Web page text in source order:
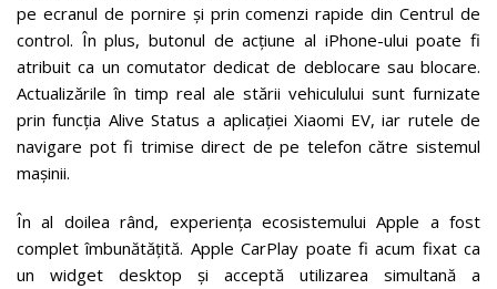
pe ecranul de pornire și prin comenzi rapide din Centrul de
control. În plus, butonul de acțiune al iPhone-ului poate fi
atribuit ca un comutator dedicat de deblocare sau blocare.
Actualizările în timp real ale stării vehiculului sunt furnizate
prin funcția Alive Status a aplicației Xiaomi EV, iar rutele de
navigare pot fi trimise direct de pe telefon către sistemul
mașinii.
În al doilea rând, experiența ecosistemului Apple a fost
complet îmbunătățită. Apple CarPlay poate fi acum fixat ca
un widget desktop și acceptă utilizarea simultană a